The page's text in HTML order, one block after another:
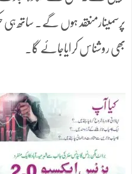
پرسمینارمنعقد ہوں گے۔ ساتھ
بھی روشناس کرایاجائے گا۔